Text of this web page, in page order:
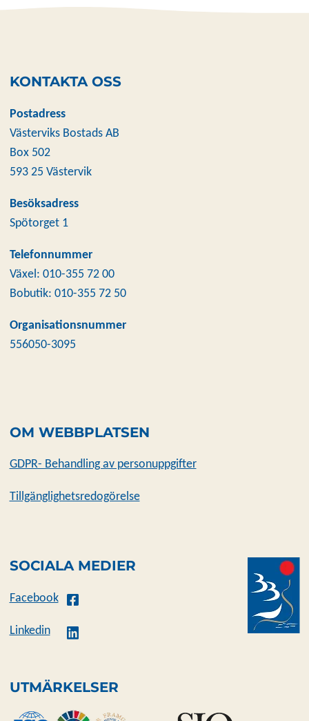
KONTAKTA OSS
Postadress
Västerviks Bostads AB
Box 502
593 25 Västervik
Besöksadress
Spötorget 1
Telefonnummer
Växel: 010-355 72 00
Bobutik: 010-355 72 50
Organisationsnummer
556050-3095
OM WEBBPLATSEN
GDPR- Behandling av personuppgifter
Tillgänglighetsredogörelse
SOCIALA MEDIER
Facebook
Linkedin
UTMÄRKELSER